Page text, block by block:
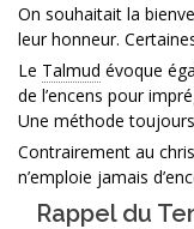
On souhaitait la
leur honneur.
Le Talmud évoque
de l’encens pour
Une méthode
Contrairement au
n’emploie jamais
Rappel du